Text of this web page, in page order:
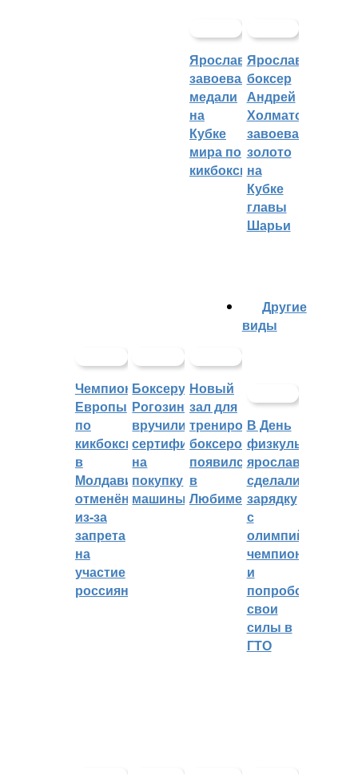
Ярославцы
завоевали
медали
на
Кубке
мира по
кикбоксингу
Ярославский
боксер
Андрей
Холматов
завоевал
золото
на
Кубке
главы
Шарьи
Чемпионат
Европы
по
кикбоксингу
в
Молдавии
отменён
из-за
запрета
на
участие
россиян
Боксеру
Рогозину
вручили
сертификат
на
покупку
машины
Новый
зал для
тренировок
боксеров
появился
в
Любиме
Другие
виды
В День
физкультурника
ярославцы
сделали
зарядку
с
олимпийским
чемпионом
и
попробовали
свои
силы в
ГТО